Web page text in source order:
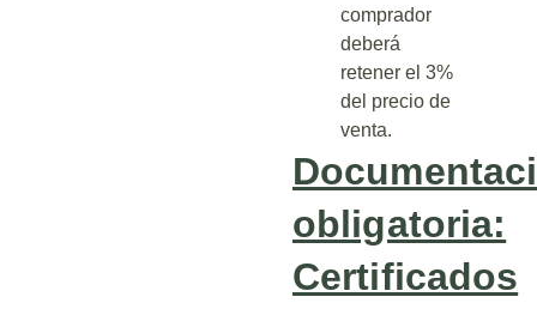
comprador
deberá
retener el 3%
del precio de
venta.
obligatoria:
Certificados